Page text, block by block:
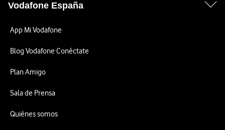
Vodafone España
App Mi Vodafone
Blog Vodafone Conéctate
Plan Amigo
Sala de Prensa
Quiénes somos